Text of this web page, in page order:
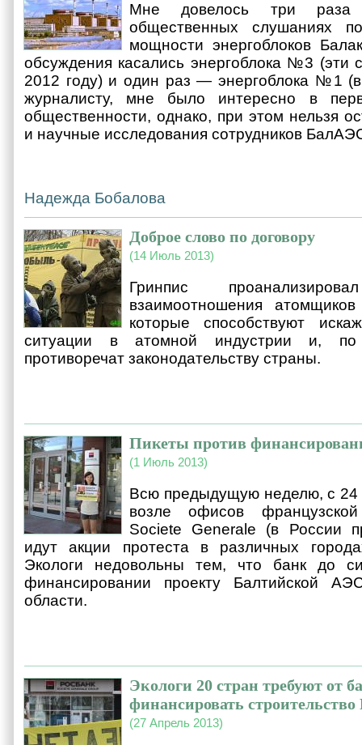
Мне довелось три раза
общественных слушаниях
мощности энергоблоков
обсуждения касались энергоблока №3 (эти
2012 году) и один раз — энергоблока №1
журналисту, мне было интересно в
общественности, однако, при этом нельзя
и научные исследования сотрудников
Надежда Бобалова
Доброе слово по договору
(14 Июль 2013)
Гринпис
взаимоотношения
которые способствуют
ситуации в атомной индустрии и, по
противоречат законодательству страны.
Пикеты против
(1 Июль 2013)
Всю предыдущую неделю, с 24
возле офисов
Societe Generale (в России
идут акции протеста в различных
Экологи недовольны тем, что банк до
финансировании проекту Балтийской
области.
Экологи 20 стран требуют от
финансировать
(27 Апрель 2013)